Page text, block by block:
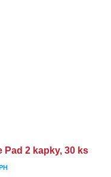
Pad 2 kapky, 30 ks